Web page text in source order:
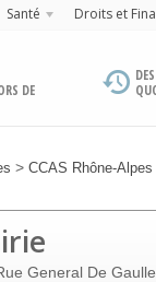
Santé Droits et
DE
> CCAS Rhône-Alpes
General De Gaulle